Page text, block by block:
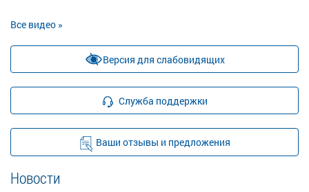
Все видео »
Версия для слабовидящих
Служба поддержки
Ваши отзывы и предложения
Новости